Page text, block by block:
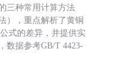
三种常用计算方法
），重点解析了黄铜
式的差异，并提供实
数据参考GB/T 4423-